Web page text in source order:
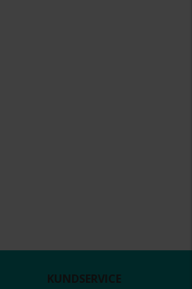
KUNDSERVICE